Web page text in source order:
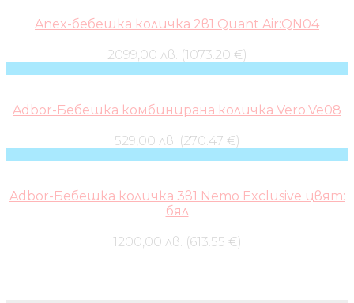
Anex-бебешка количка 2в1 Quant Air:QN04
2099,00 лв. (1073.20 €)
Adbor-Бебешка комбинирана количка Vero:Ve08
529,00 лв. (270.47 €)
Adbor-Бебешка количка 3в1 Nemo Exclusive цвят:
бял
1200,00 лв. (613.55 €)